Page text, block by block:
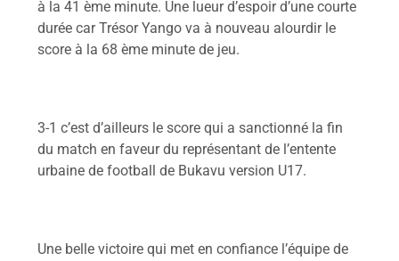
à la 41 ème minute. Une lueur d’espoir d’une courte
durée car Trésor Yango va à nouveau alourdir le
score à la 68 ème minute de jeu.
3-1 c’est d’ailleurs le score qui a sanctionné la fin
du match en faveur du représentant de l’entente
urbaine de football de Bukavu version U17.
Une belle victoire qui met en confiance l’équipe de